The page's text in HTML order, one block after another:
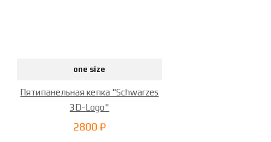
one size
Пятипанельная кепка "Schwarzes
3D-Logo"
2800 ₽